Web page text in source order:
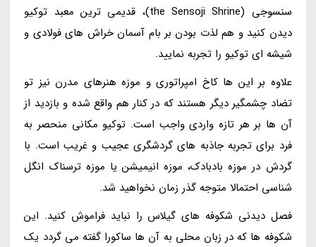
سنسوجی (the Sensoji Shrine)، قدیمی ترین معبد توکیو
دیدن کنید و هم لذت بودن بر بام آسمان خراش های فولادی و
شیشه ای توکیو را تجربه نمایید.
علاوه بر این ها کاخ امپراتوری و موزه هنرهای مدرن نیز تو
تضاد چشمگیر دیگر هستند که در کنار هم واقع شده و بازدید از
آن ها بر هر تازه واردی واجب است. توکیو مکانی منحصر به
فرد برای تجربه جاذبه های گردشگری عجیب و غریب است. با
گردش در موزه بادبادک، موزه انیمیشن یا موزه ترسناک انگل
شناسی احتمالا متوجه گذر زمان نخواهید شد.
فصل دیدنی شکوفه های گیلاس را نباید فراموش کنید. این
شکوفه ها که در زبان محلی به آن ها ساکورا گفته می گردد یک